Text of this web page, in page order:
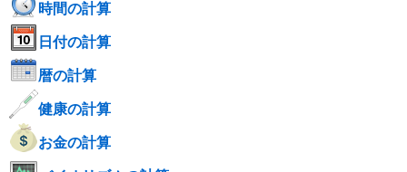
時間の計算
日付の計算
暦の計算
健康の計算
お金の計算